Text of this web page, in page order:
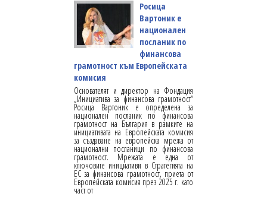
Росица
Вартоник е
национален
посланик по
финансова
грамотност към Европейската
комисия
Основателят и директор на Фондация
„Инициатива за финансова грамотност“
Росица Вартоник е определена за
национален посланик по финансова
грамотност на България в рамките на
инициативата на Европейската комисия
за създаване на европейска мрежа от
национални посланици по финансова
грамотност. Мрежата е една от
ключовите инициативи в Стратегията на
ЕС за финансова грамотност, приета от
Европейската комисия през 2025 г. като
част от